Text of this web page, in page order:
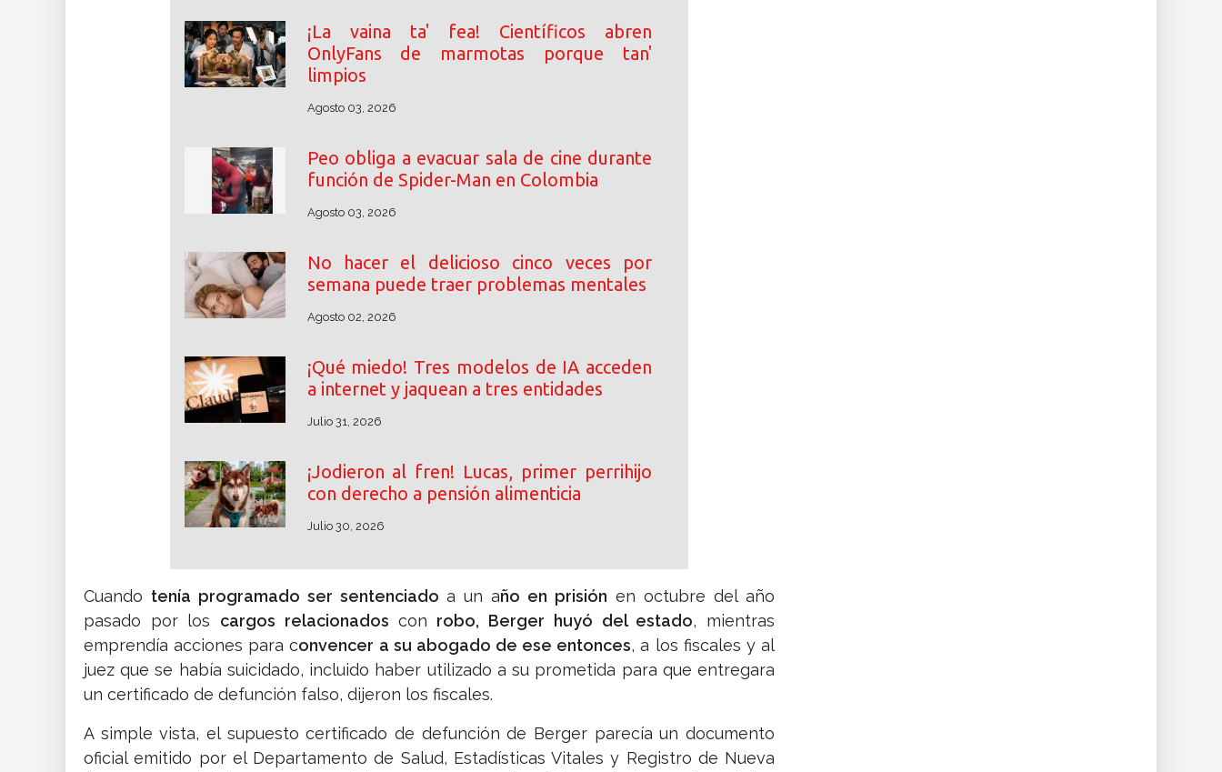
¡La vaina ta' fea! Científicos abren
OnlyFans de marmotas porque tan'
limpios
Agosto 03, 2026
Peo obliga a evacuar sala de cine durante
función de Spider-Man en Colombia
Agosto 03, 2026
No hacer el delicioso cinco veces por
semana puede traer problemas mentales
Agosto 02, 2026
¡Qué miedo! Tres modelos de IA acceden
a internet y jaquean a tres entidades
Julio 31, 2026
¡Jodieron al fren! Lucas, primer perrihijo
con derecho a pensión alimenticia
Julio 30, 2026
Cuando tenía programado ser sentenciado a un año en prisión en octubre del año
pasado por los cargos relacionados con robo, Berger huyó del estado, mientras
emprendía acciones para convencer a su abogado de ese entonces, a los fiscales y al
juez que se había suicidado, incluido haber utilizado a su prometida para que entregara
un certificado de defunción falso, dijeron los fiscales.
A simple vista, el supuesto certificado de defunción de Berger parecía un documento
oficial emitido por el Departamento de Salud, Estadísticas Vitales y Registro de Nueva